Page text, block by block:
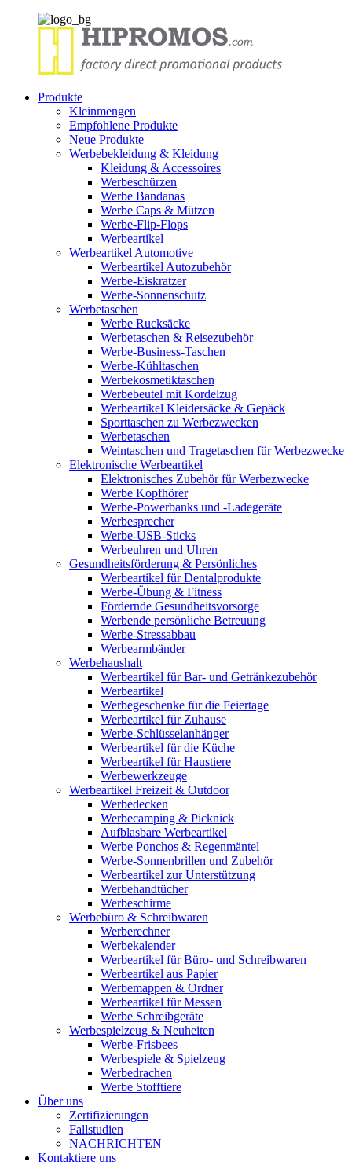
Produkte
Kleinmengen
Empfohlene Produkte
Neue Produkte
Werbebekleidung & Kleidung
Kleidung & Accessoires
Werbeschürzen
Werbe Bandanas
Werbe Caps & Mützen
Werbe-Flip-Flops
Werbeartikel
Werbeartikel Automotive
Werbeartikel Autozubehör
Werbe-Eiskratzer
Werbe-Sonnenschutz
Werbetaschen
Werbe Rucksäcke
Werbetaschen & Reisezubehör
Werbe-Business-Taschen
Werbe-Kühltaschen
Werbekosmetiktaschen
Werbebeutel mit Kordelzug
Werbeartikel Kleidersäcke & Gepäck
Sporttaschen zu Werbezwecken
Werbetaschen
Weintaschen und Tragetaschen für Werbezwecke
Elektronische Werbeartikel
Elektronisches Zubehör für Werbezwecke
Werbe Kopfhörer
Werbe-Powerbanks und -Ladegeräte
Werbesprecher
Werbe-USB-Sticks
Werbeuhren und Uhren
Gesundheitsförderung & Persönliches
Werbeartikel für Dentalprodukte
Werbe-Übung & Fitness
Fördernde Gesundheitsvorsorge
Werbende persönliche Betreuung
Werbe-Stressabbau
Werbearmbänder
Werbehaushalt
Werbeartikel für Bar- und Getränkezubehör
Werbeartikel
Werbegeschenke für die Feiertage
Werbeartikel für Zuhause
Werbe-Schlüsselanhänger
Werbeartikel für die Küche
Werbeartikel für Haustiere
Werbewerkzeuge
Werbeartikel Freizeit & Outdoor
Werbedecken
Werbecamping & Picknick
Aufblasbare Werbeartikel
Werbe Ponchos & Regenmäntel
Werbe-Sonnenbrillen und Zubehör
Werbeartikel zur Unterstützung
Werbehandtücher
Werbeschirme
Werbebüro & Schreibwaren
Werberechner
Werbekalender
Werbeartikel für Büro- und Schreibwaren
Werbeartikel aus Papier
Werbemappen & Ordner
Werbeartikel für Messen
Werbe Schreibgeräte
Werbespielzeug & Neuheiten
Werbe-Frisbees
Werbespiele & Spielzeug
Werbedrachen
Werbe Stofftiere
Über uns
Zertifizierungen
Fallstudien
NACHRICHTEN
Kontaktiere uns